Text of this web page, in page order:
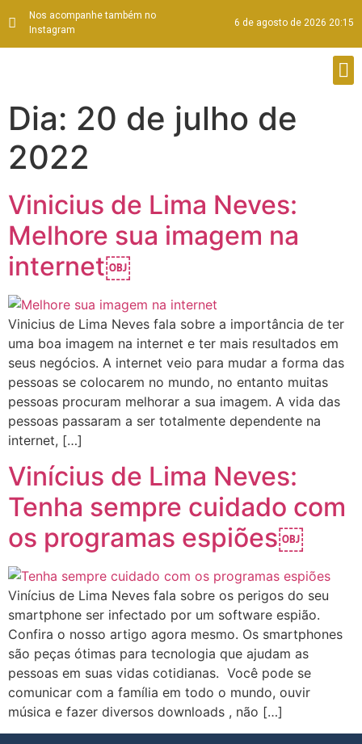
Nos acompanhe também no
Instagram
6 de agosto de 2026 20:15
Dia: 20 de julho de
2022
Vinicius de Lima Neves:
Melhore sua imagem na
internet￼
Vinicius de Lima Neves fala sobre a importância de ter
uma boa imagem na internet e ter mais resultados em
seus negócios. A internet veio para mudar a forma das
pessoas se colocarem no mundo, no entanto muitas
pessoas procuram melhorar a sua imagem. A vida das
pessoas passaram a ser totalmente dependente na
internet, […]
Vinícius de Lima Neves:
Tenha sempre cuidado com
os programas espiões￼
Vinícius de Lima Neves fala sobre os perigos do seu
smartphone ser infectado por um software espião.
Confira o nosso artigo agora mesmo. Os smartphones
são peças ótimas para tecnologia que ajudam as
pessoas em suas vidas cotidianas. Você pode se
comunicar com a família em todo o mundo, ouvir
música e fazer diversos downloads , não […]